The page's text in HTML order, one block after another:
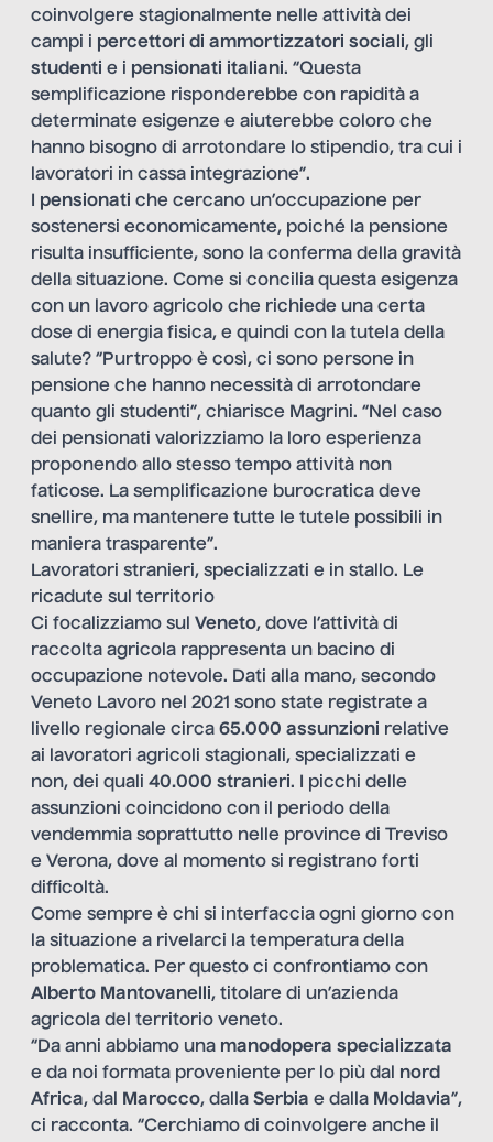
coinvolgere stagionalmente nelle attività dei
campi i percettori di ammortizzatori sociali, gli
studenti e i pensionati italiani. “Questa
semplificazione risponderebbe con rapidità a
determinate esigenze e aiuterebbe coloro che
hanno bisogno di arrotondare lo stipendio, tra cui i
lavoratori in cassa integrazione”.
pensionati che cercano un’occupazione per
sostenersi economicamente, poiché la pensione
risulta insufficiente, sono la conferma della gravità
della situazione. Come si concilia questa esigenza
con un lavoro agricolo che richiede una certa
dose di energia fisica, e quindi con la tutela della
salute? “Purtroppo è così, ci sono persone in
pensione che hanno necessità di arrotondare
quanto gli studenti”, chiarisce Magrini. “Nel caso
dei pensionati valorizziamo la loro esperienza
proponendo allo stesso tempo attività non
faticose. La semplificazione burocratica deve
snellire, ma mantenere tutte le tutele possibili in
maniera trasparente”.
Lavoratori stranieri, specializzati e in stallo. Le
ricadute sul territorio
Ci focalizziamo sul Veneto, dove l’attività di
raccolta agricola rappresenta un bacino di
occupazione notevole. Dati alla mano, secondo
Veneto Lavoro nel 2021 sono state registrate a
livello regionale circa 65.000 assunzioni relative
ai lavoratori agricoli stagionali, specializzati e
non, dei quali 40.000 stranieri. I picchi delle
assunzioni coincidono con il periodo della
vendemmia soprattutto nelle province di Treviso
e Verona, dove al momento si registrano forti
difficoltà.
Come sempre è chi si interfaccia ogni giorno con
la situazione a rivelarci la temperatura della
problematica. Per questo ci confrontiamo con
Alberto Mantovanelli, titolare di un’azienda
agricola del territorio veneto.
“Da anni abbiamo una manodopera specializzata
e da noi formata proveniente per lo più dal nord
Africa, dal Marocco, dalla Serbia e dalla Moldavia”,
ci racconta. “Cerchiamo di coinvolgere anche il